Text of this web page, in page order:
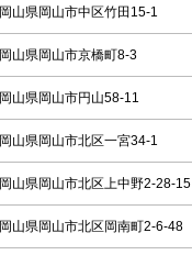
岡山県岡山市中区竹田15-1
岡山県岡山市京橋町8-3
岡山県岡山市円山58-11
岡山県岡山市北区一宮34-1
岡山県岡山市北区上中野2-28-15
岡山県岡山市北区岡南町2-6-48